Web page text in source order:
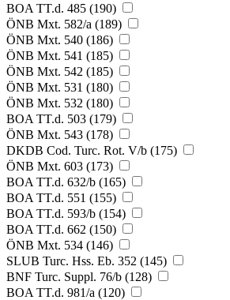
BOA TT.d. 485 (190)
ÖNB Mxt. 582/a (189)
ÖNB Mxt. 540 (186)
ÖNB Mxt. 541 (185)
ÖNB Mxt. 542 (185)
ÖNB Mxt. 531 (180)
ÖNB Mxt. 532 (180)
BOA TT.d. 503 (179)
ÖNB Mxt. 543 (178)
DKDB Cod. Turc. Rot. V/b (175)
ÖNB Mxt. 603 (173)
BOA TT.d. 632/b (165)
BOA TT.d. 551 (155)
BOA TT.d. 593/b (154)
BOA TT.d. 662 (150)
ÖNB Mxt. 534 (146)
SLUB Turc. Hss. Eb. 352 (145)
BNF Turc. Suppl. 76/b (128)
BOA TT.d. 981/a (120)